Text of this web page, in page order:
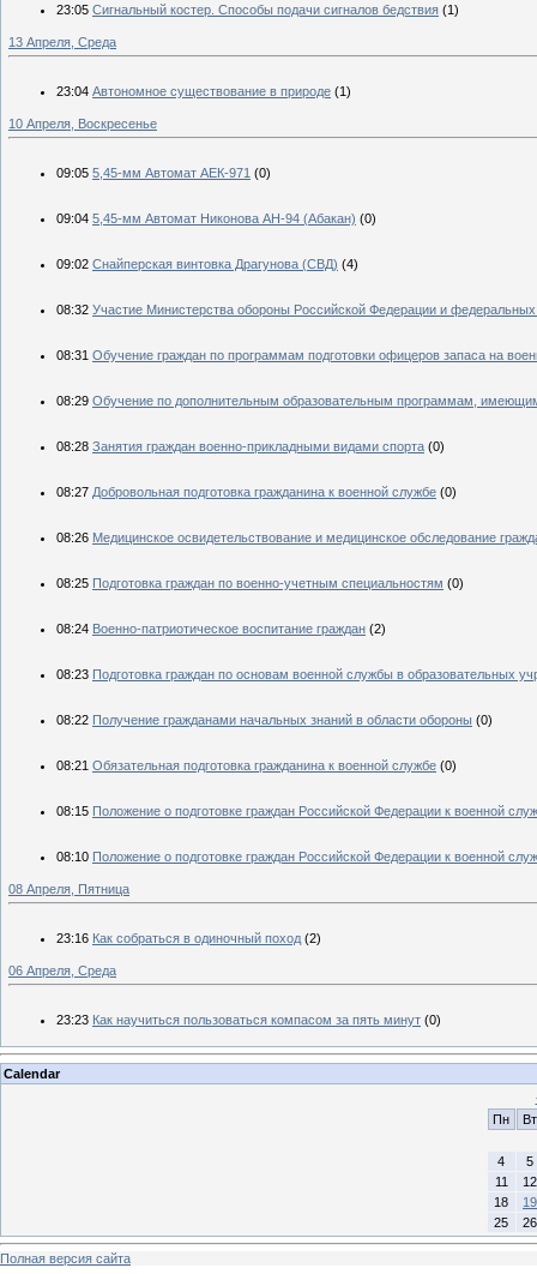
23:05 Сигнальный костер. Способы подачи сигналов бедствия (1)
13 Апреля, Среда
23:04 Автономное существование в природе (1)
10 Апреля, Воскресенье
09:05 5,45-мм Автомат АЕК-971 (0)
09:04 5,45-мм Автомат Никонова АН-94 (Абакан) (0)
09:02 Снайперская винтовка Драгунова (СВД) (4)
08:32 Участие Министерства обороны Российской Федерации и
08:31 Обучение граждан по программам подготовки офицеров запаса на
08:29 Обучение по дополнительным образовательным программам,
08:28 Занятия граждан военно-прикладными видами спорта (0)
08:27 Добровольная подготовка гражданина к военной службе (0)
08:26 Медицинское освидетельствование и медицинское обследование
08:25 Подготовка граждан по военно-учетным специальностям (0)
08:24 Военно-патриотическое воспитание граждан (2)
08:23 Подготовка граждан по основам военной службы в образовательных
08:22 Получение гражданами начальных знаний в области обороны (0)
08:21 Обязательная подготовка гражданина к военной службе (0)
08:15 Положение о подготовке граждан Российской Федерации к военной
08:10 Положение о подготовке граждан Российской Федерации к военной
08 Апреля, Пятница
23:16 Как собраться в одиночный поход (2)
06 Апреля, Среда
23:23 Как научиться пользоваться компасом за пять минут (0)
Calendar
Пн
Вт
4
5
11
12
18
19
25
26
Полная версия сайта